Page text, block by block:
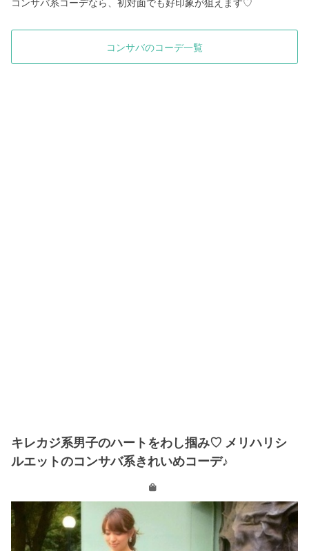
コンサバ系コーデなら、初対面でも好印象が狙えます♡
コンサバのコーデ一覧
キレカジ系男子のハートをわし掴み♡ メリハリシ
ルエットのコンサバ系きれいめコーデ♪